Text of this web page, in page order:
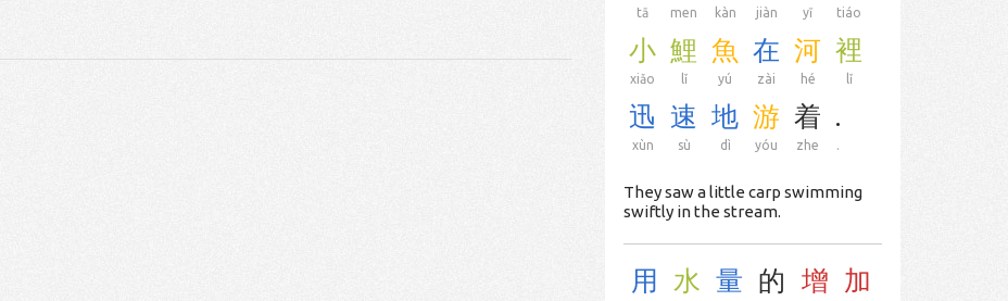
tā men kàn jiàn yī tiáo
小
xiǎo
鯉
lǐ
魚
yú
在
zài
河
hé
裡
lǐ
迅
xùn
速
sù
地
dì
游
yóu
着
zhe
.
.
They saw a little carp swimming
swiftly in the stream.
用 水 量 的 增 加